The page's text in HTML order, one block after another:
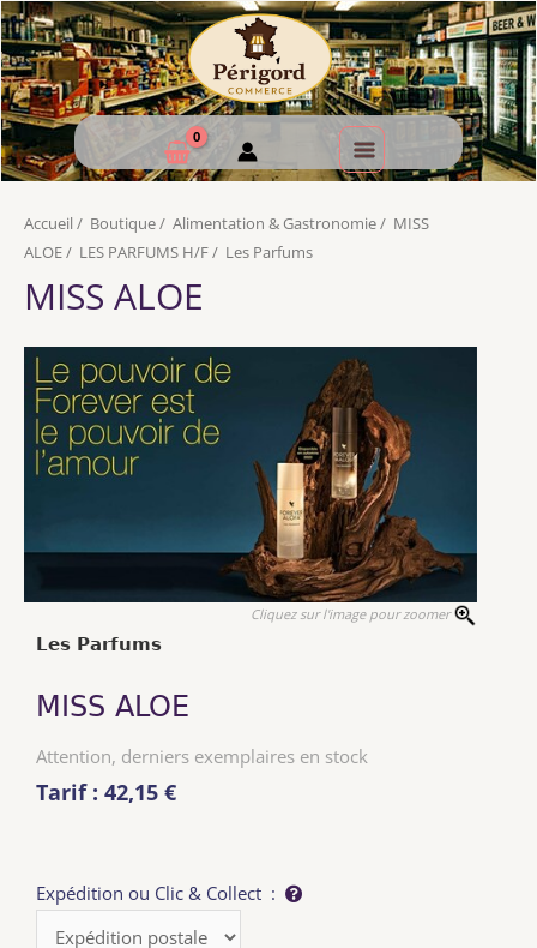
Accueil / Boutique/ Alimentation & Gastronomie/ MISS
ALOE/ LES PARFUMS H/F/ Les Parfums
MISS ALOE
Cliquez sur l'image pour zoomer
Les Parfums
MISS ALOE
Attention, derniers exemplaires en stock
Tarif : 42,15 €
Expédition ou Clic & Collect :